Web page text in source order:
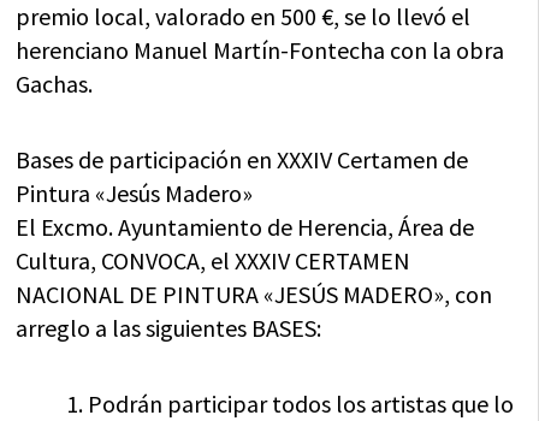
premio local, valorado en 500 €, se lo llevó el
herenciano Manuel Martín-Fontecha con la obra
Gachas.
Bases de participación en XXXIV Certamen de
Pintura «Jesús Madero»
El Excmo. Ayuntamiento de Herencia, Área de
Cultura, CONVOCA, el XXXIV CERTAMEN
NACIONAL DE PINTURA «JESÚS MADERO», con
arreglo a las siguientes BASES:
Podrán participar todos los artistas que lo